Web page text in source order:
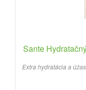
Sante
Extra hydratácia a